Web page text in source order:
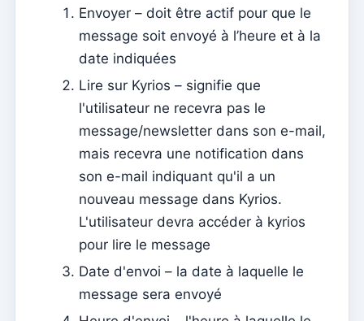
Intentions de masse
Jetons individuels
Familles
Accès à distance
Catéchumènes
Baptêmes
Envoyer – doit être actif pour que le
message soit envoyé à l’heure et à la
date indiquées
Lire sur Kyrios – signifie que
l'utilisateur ne recevra pas le
message/newsletter dans son e-mail,
mais recevra une notification dans
son e-mail indiquant qu'il a un
nouveau message dans Kyrios.
L'utilisateur devra accéder à kyrios
pour lire le message
Date d'envoi – la date à laquelle le
message sera envoyé